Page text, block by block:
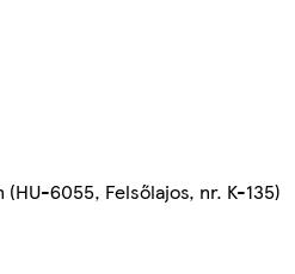
6055, Felsőlajos, nr. K-135)